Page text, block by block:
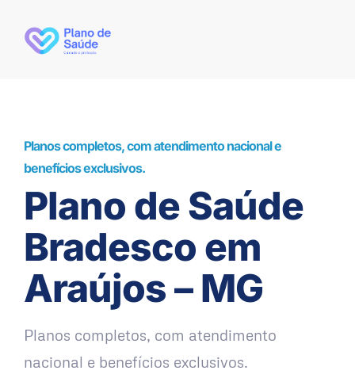
Planos completos, com atendimento nacional e
benefícios exclusivos.
Plano de Saúde
Bradesco em
Araújos – MG
Planos completos, com atendimento
nacional e benefícios exclusivos.